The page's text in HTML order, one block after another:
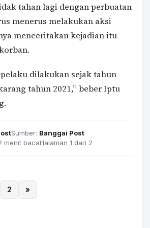
tahan lagi dengan perbuatan
menerus melakukan aksi
menceritakan kejadian itu
dilakukan sejak tahun
tahun 2021,” beber Iptu
Sumber: Banggai Post
menit bacaHalaman 1 dari 2
2 »